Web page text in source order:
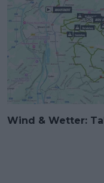
Wind & Wetter: